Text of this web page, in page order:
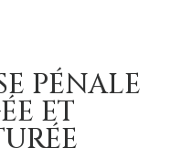
PÉNALE
ET